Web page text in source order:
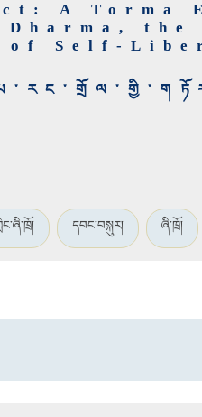
A Torma
the
Self-
དབང་བསྐུར། ཞི་ཁྲོ།